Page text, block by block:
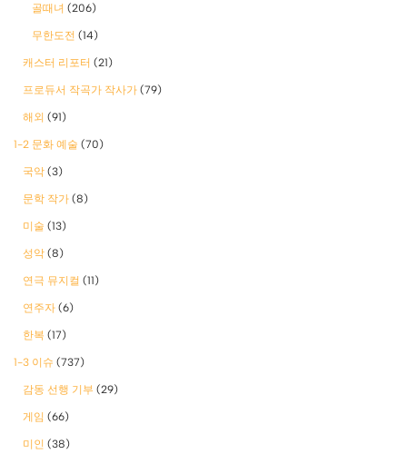
골때녀 (206)
무한도전 (14)
캐스터 리포터 (21)
프로듀서 작곡가 작사가 (79)
해외 (91)
1-2 문화 예술 (70)
국악 (3)
문학 작가 (8)
미술 (13)
성악 (8)
연극 뮤지컬 (11)
연주자 (6)
한복 (17)
1-3 이슈 (737)
감동 선행 기부 (29)
게임 (66)
미인 (38)